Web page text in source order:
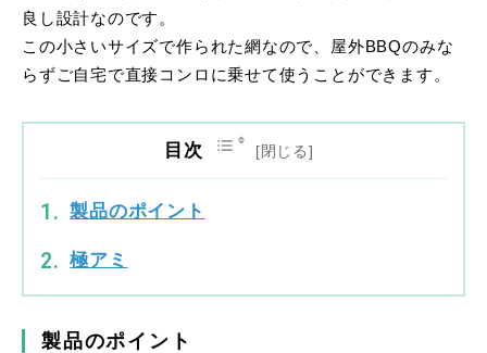
良し設計なのです。
この小さいサイズで作られた網なので、屋外BBQのみな
らずご自宅で直接コンロに乗せて使うことができます。
目次
製品のポイント
極アミ
製品のポイント